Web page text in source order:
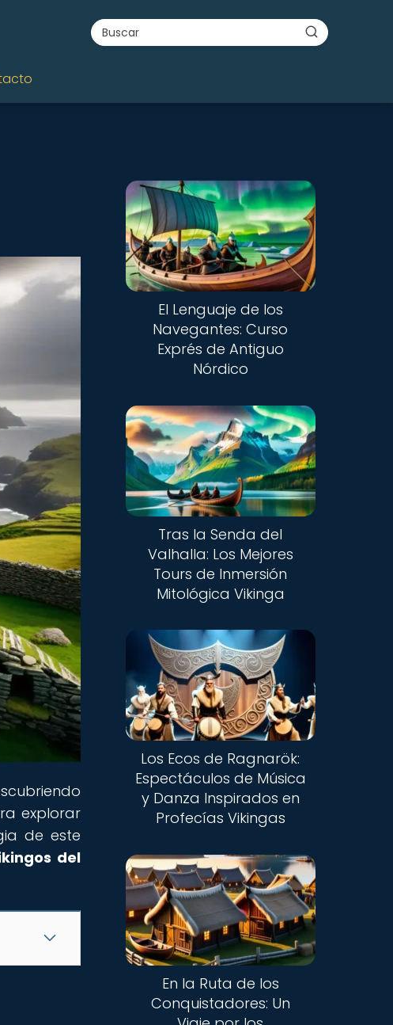
explorar
de este
del
El Lenguaje de los
Navegantes: Curso
Exprés de Antiguo
Nórdico
Tras la Senda del
Valhalla: Los Mejores
Tours de Inmersión
Mitológica Vikinga
Los Ecos de Ragnarök:
Espectáculos de Música
y Danza Inspirados en
Profecías Vikingas
En la Ruta de los
Conquistadores: Un